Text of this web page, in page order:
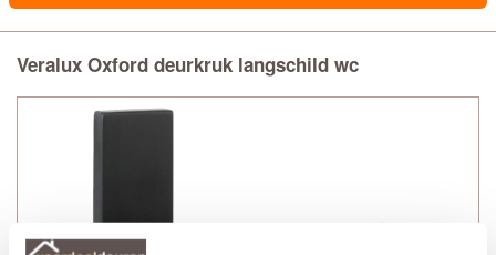
Veralux Oxford deurkruk langschild wc